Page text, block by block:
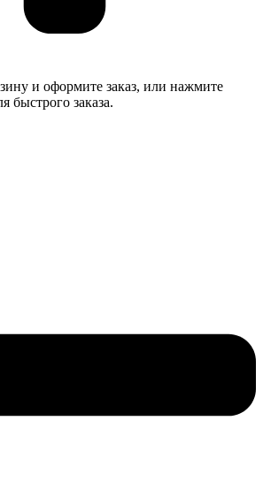
и оформите заказ, или нажмите
быстрого заказа.